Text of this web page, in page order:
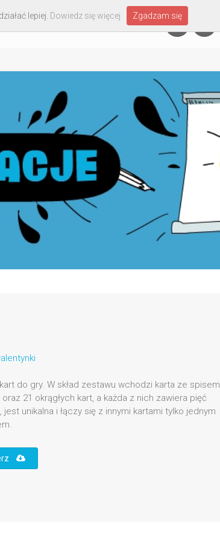
do gry. W skład zestawu wchodzi karta ze spisem
21 okrągłych kart, a każda z nich zawiera pięć
jest unikalna i łączy się z innymi kartami tylko jednym
lepiej. Dowiedz się więcej Zgadzam się